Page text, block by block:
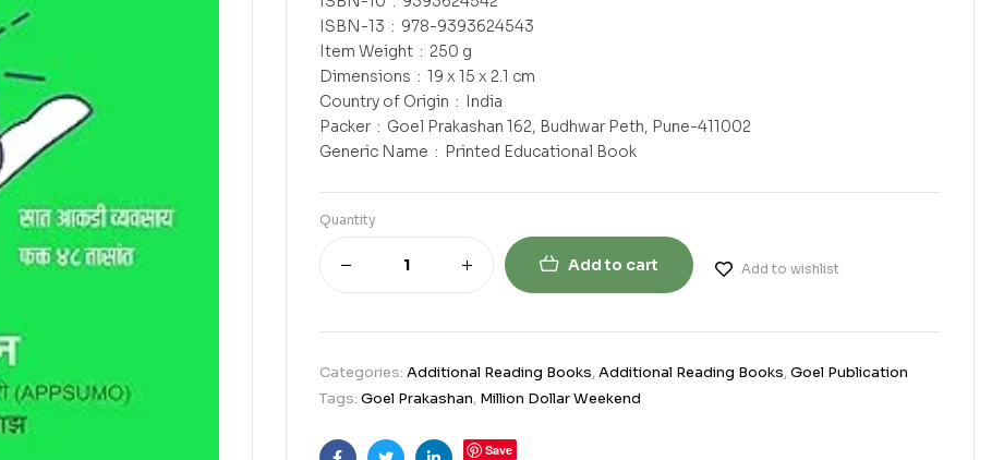
ISBN-13 ‏ : ‎ 978-9393624543
Item Weight ‏ : ‎ 250 g
Dimensions ‏ : ‎ 19 x 15 x 2.1 cm
Country of Origin ‏ : ‎ India
Packer ‏ : ‎ Goel Prakashan 162, Budhwar Peth, Pune-411002
Generic Name ‏ : ‎ Printed Educational Book
Quantity
Add to cart Add to wishlist
Categories: Additional Reading Books,Additional Reading Books,Goel Publication
Tags: Goel Prakashan, Million Dollar Weekend
Save